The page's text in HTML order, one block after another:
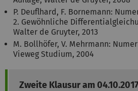
P. Deuflhard, F. Bornemann:
2. Gewöhnliche
Walter de Gruyter, 2013
M. Bollhöfer, V. Mehrmann:
Vieweg Studium, 2004
Zweite Klausur am 04.10.2017